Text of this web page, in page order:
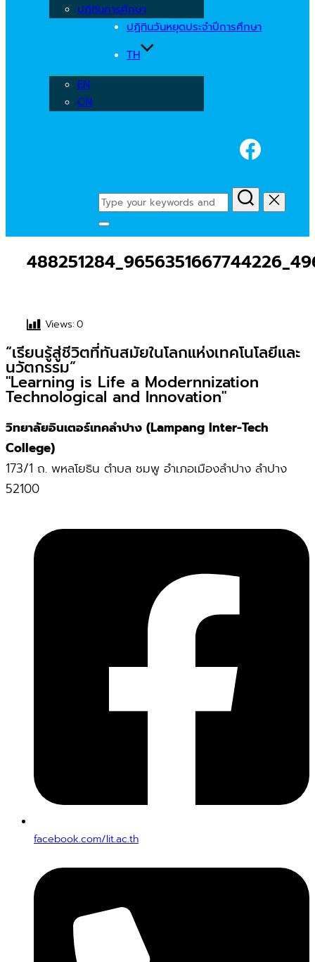
ปฏิทินการศึกษา
ปฏิทินวันหยุดประจำปีการศึกษา
TH
EN
CN
Search
for:
Toggle
&
navigation
Views:0
“เรียนรู้สู่ชีวิตที่ทันสมัยในโลกแห่งเทคโนโลยีและ
นวัตกรรม”
"Learning is Life a Modernnization
Technological and Innovation"
วิทยาลัยอินเตอร์เทคลำปาง (Lampang Inter-Tech
College)
173/1 ถ. พหลโยธิน ตำบล ชมพู อำเภอเมืองลำปาง ลำปาง
52100
facebook.com/lit.ac.th